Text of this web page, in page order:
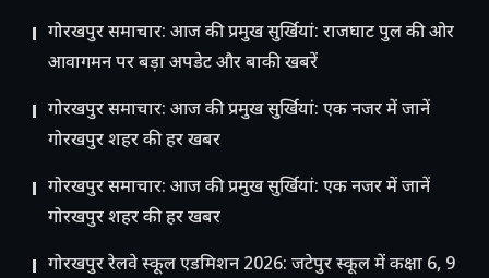
गोरखपुर समाचार: आज की प्रमुख सुर्खियां: राजघाट पुल की ओर
आवागमन पर बड़ा अपडेट और बाकी खबरें
गोरखपुर समाचार: आज की प्रमुख सुर्खियां: एक नजर में जानें
गोरखपुर शहर की हर खबर
गोरखपुर समाचार: आज की प्रमुख सुर्खियां: एक नजर में जानें
गोरखपुर शहर की हर खबर
गोरखपुर रेलवे स्कूल एडमिशन 2026: जटेपुर स्कूल में कक्षा 6, 9